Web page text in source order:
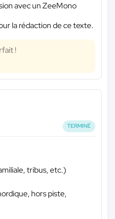
avec un ZeeMono
la rédaction de ce texte.
!
TERMINÉ
tribus, etc.)
hors piste,